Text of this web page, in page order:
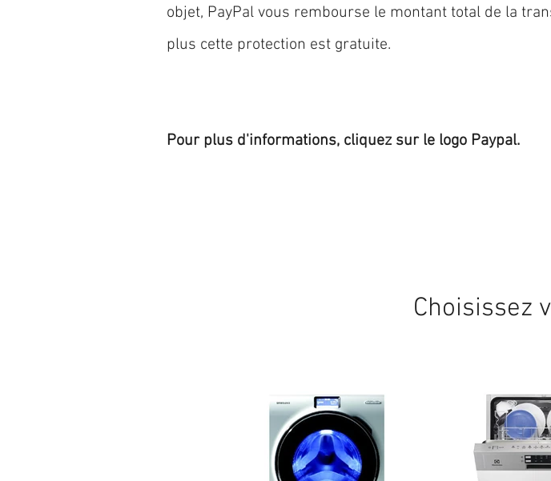
objet, PayPal vous rembourse le montant total de la
plus cette protection est gratuite.
Pour plus d'informations, cliquez sur le logo Paypal.
Choisissez